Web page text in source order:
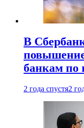
В
банкам по
2 года спустя2